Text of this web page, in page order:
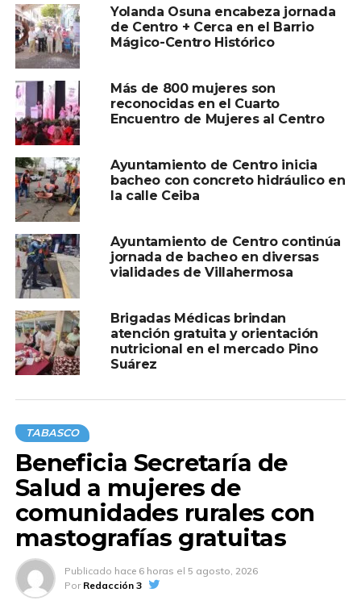
El taller forma parte de las actividades impulsadas por el
Ayuntamiento de Centro dentro del Pabellón Centro,
ubicado en la Nave Macuilí del Parque Tabasco Dora
María, con el objetivo de promover la convivencia familiar,
las tradiciones y el talento local.
HonestidadYResultados
Compartir en:
TEMAS RELACIONADOS: CENTRO
A CONTINUACIÓN
Se convierte el Foro Tabasco en gran pista
de baile con artistas locales, en la ‘Fiesta del
Pueblo’
Yolanda Osuna encabeza jornada
de Centro + Cerca en el Barrio
Mágico-Centro Histórico
Más de 800 mujeres son
reconocidas en el Cuarto
Encuentro de Mujeres al Centro
Ayuntamiento de Centro inicia
bacheo con concreto hidráulico en
la calle Ceiba
Ayuntamiento de Centro continúa
jornada de bacheo en diversas
vialidades de Villahermosa
Brigadas Médicas brindan
atención gratuita y orientación
nutricional en el mercado Pino
Suárez
TABASCO
Beneficia Secretaría de
Salud a mujeres de
comunidades rurales con
mastografías gratuitas
Publicado hace 6 horas el 5 agosto, 2026
Por Redacción 3